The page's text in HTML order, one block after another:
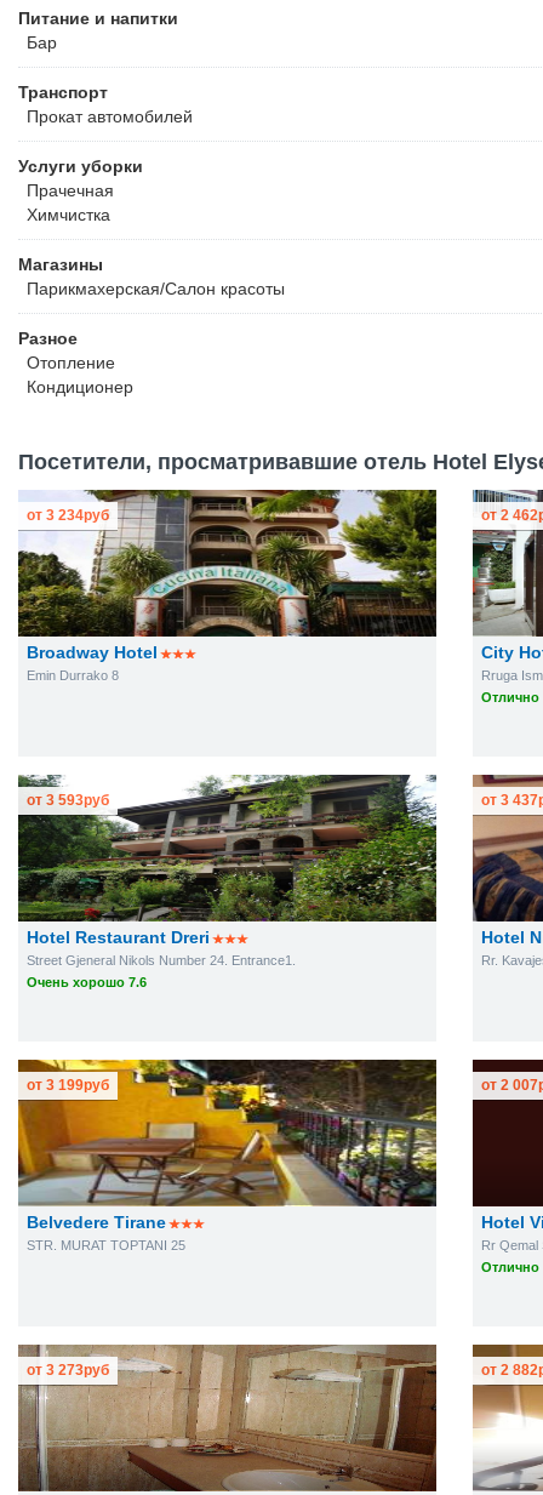
Питание и напитки
Бар
Транспорт
Прокат автомобилей
Услуги уборки
Прачечная
Химчистка
Магазины
Парикмахерская/Салон красоты
Разное
Отопление
Кондиционер
Посетители, просматривавшие отель Hotel
Broadway Hotel
Emin Durrako 8
от 3 234руб
City
Rruga
Отлично
от 2 462
Hotel Restaurant Dreri
Street Gjeneral Nikols Number 24. Entrance1.
Очень хорошо 7.6
от 3 593руб
Hotel
Rr.
от 3 437
Belvedere Tirane
STR. MURAT TOPTANI 25
от 3 199руб
Hotel
Rr Qemal
Отлично
от 2 007
от 3 273руб от 2 882